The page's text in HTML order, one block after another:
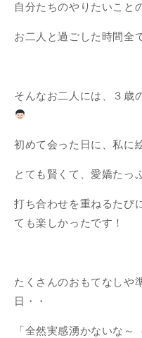
自分たちのやりたいこと
お二人と過ごした時間全
そんなお二人には、３歳
初めて会った日に、私に
とても賢くて、愛嬌たっ
打ち合わせを重ねるたび
ても楽しかったです！
たくさんのおもてなしや
日・・
「全然実感湧かないな～